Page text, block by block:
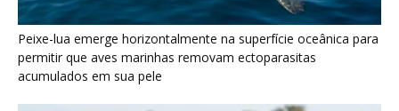
Seriema utiliza pernas longas e arremessa serpentes contra
rochas para subjugar presas peçonhentas nos campos